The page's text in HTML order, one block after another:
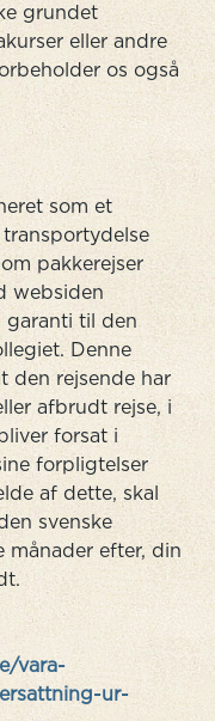
grundet
eller andre
os også
som et
pakkerejser
websiden
garanti til den
Denne
den rejsende har
afbrudt rejse, i
forsat i
forpligtelser
af dette, skal
svenske
månader efter, din
vara-
ur-